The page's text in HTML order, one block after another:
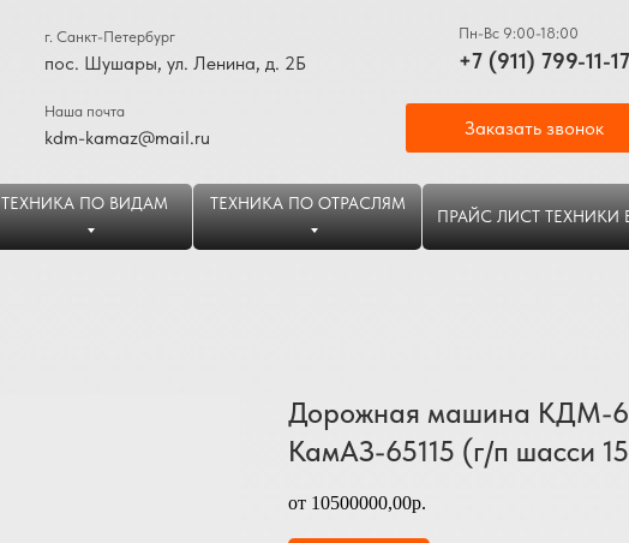
+7 (911) 799-11-17
Пн-Вс 9:00-18:00
kdm-kamaz@mail.ru
Наша почта
Заказать звонок
пос. Шушары, ул. Ленина, д. 2Б
г. Санкт-Петербург
ТЕХНИКА ПО ВИДАМ ТЕХНИКА ПО ОТРАСЛЯМ
ПРАЙС ЛИСТ ТЕХНИКИ
Дорожная машина КДМ-
КамАЗ-65115 (г/п шасси
от 10500000,00р.